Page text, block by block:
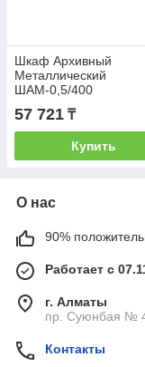
Шкаф Архивный
Металлический
ШАМ-0,5/400
57 721 ₸
Купить
О нас
90%
Работает с
г. Алматы
пр. Суюнбая №
Контакты